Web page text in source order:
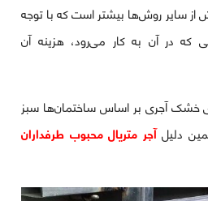
از سایر روش‌ها بیشتر است که با توجه
در آن به کار می‌رود، هزینه آن
آجری بر اساس ساختمان‌ها سبز
دلیلآجر متریال محبوب طرفداران